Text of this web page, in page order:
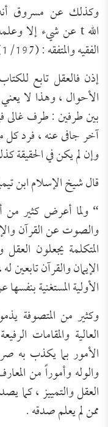
وكذلك عن مسروق
اللهtعن شيء إلا
الفقيه والمتفقه :(1/197)] .
إذن فالعقل تابع
الأحوال ، وهذا لا
بين طرفين : طرف غالى
آخر جافى عنه ، فرد
وإن لم يكن في الحقيقة
قال شيخ الإسلام ابن
“ولما أعرض كثير من
والصوت عن القرآن
المتكلمة يجعلون
الإيمان والقرآن
الأولية المستغنية
وكثير من المتصوفة
العالية والمقامات
الأمور بما يكذب به
والوله وأموراً من
العقل والتمييز ، كما
ممن لم يعلم صدقه .